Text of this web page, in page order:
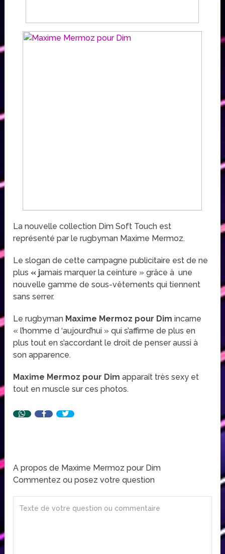
La nouvelle collection Dim Soft Touch est
représenté par le rugbyman Maxime Mermoz.
Le slogan de cette campagne publicitaire est de ne
plus « jamais marquer la ceinture » grâce à une
nouvelle gamme de sous-vêtements qui tiennent
sans serrer.
Le rugbyman Maxime Mermoz pour Dim incarne
« l’homme d ‘aujourd’hui » qui s’affirme de plus en
plus tout en s’accordant le droit de penser aussi à
son apparence.
Maxime Mermoz pour Dim apparaît très sexy et
tout en muscle sur ces photos.
A propos de Maxime Mermoz pour Dim
Commentez ou posez votre question